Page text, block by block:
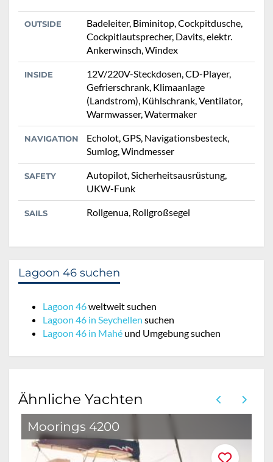
OUTSIDE
Badeleiter, Biminitop, Cockpitdusche,
Cockpitlautsprecher, Davits, elektr.
Ankerwinsch, Windex
INSIDE
12V/220V-Steckdosen, CD-Player,
Gefrierschrank, Klimaanlage
(Landstrom), Kühlschrank, Ventilator,
Warmwasser, Watermaker
NAVIGATION
Echolot, GPS, Navigationsbesteck,
Sumlog, Windmesser
SAFETY
Autopilot, Sicherheitsausrüstung,
UKW-Funk
SAILS Rollgenua, Rollgroßsegel
Lagoon 46 suchen
Lagoon 46weltweit suchen
Lagoon 46 in Seychellen suchen
Lagoon 46 in Mahé und Umgebung suchen
Ähnliche Yachten
Moorings 4200